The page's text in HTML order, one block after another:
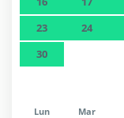
23
24
30
Lun Mar